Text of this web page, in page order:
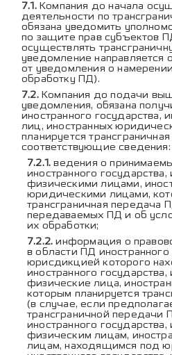
Компания до начала
деятельности по
обязана уведомить
по защите прав субъектов
осуществлять
уведомление направляется
от уведомления о
обработку ПД).
Компания до подачи
уведомления, обязана
иностранного государства,
лиц, иностранных
планируется
соответствующие сведения:
ведения о
иностранного
физическими лицами,
юридическими лицами,
трансграничная передача
передаваемых ПД и об
их обработки;
информация о
в области ПД иностранного
юрисдикцией которого
иностранного государства,
физические лица,
которым планируется
(в случае, если
трансграничной передачи
иностранного государства,
физическим лицам,
лицам, находящимся под